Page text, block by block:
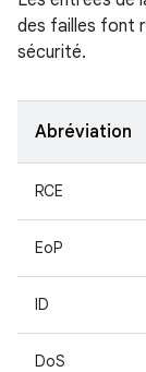
des failles font
sécurité.
Abréviation
RCE
EoP
ID
DoS